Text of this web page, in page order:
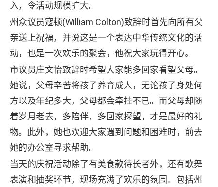
入，令活动规模扩大。
州众议员寇顿(William Colton)致辞时首先向所有父
亲送上祝福，并说这是一个表达中华传统文化的活
动，也是一次欢乐的聚会，他祝大家玩得开心。
市议员庄文怡致辞时希望大家能多回家看望父母。
她说，父母辛苦将孩子养育成人，无论孩子身处何
方以及年纪多大，父母都会牵挂不已。而父母却随
着岁月老去，多陪伴，多回家探望，才是最好的礼
物。此外，她也欢迎大家遇到问题和困难时，前去
她的办公室寻求帮助。
当天的庆祝活动除了有美食款待长者外，还有歌舞
表演和抽奖环节，现场充满了欢乐的氛围。包括州